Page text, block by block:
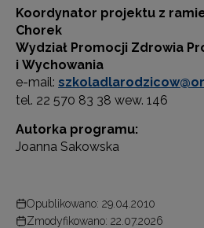
Koordynator projektu z
Chorek
Wydział Promocji Zdrowia
i Wychowania
e-mail:
tel. 22 570 83 38 wew. 146
Autorka programu:
Joanna Sakowska
Opublikowano: 29.04.2010
Zmodyfikowano: 22.07.2026